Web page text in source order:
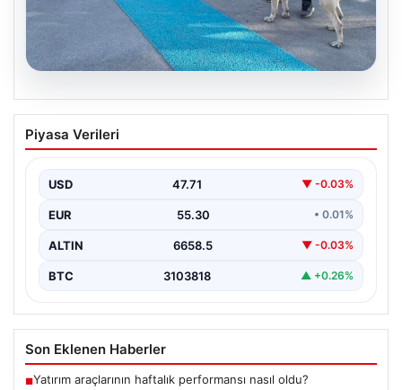
Bozkırın Aslanları Podyumda: Kangal
Köpekleri Güzellik Yarışmasında Yarıştı
Çoban Köpekleri ve Anadolu Çoban Köpekleri Irk
Standartları…
Piyasa Verileri
USD 47.71 ▼ -0.03%
EUR 55.30 • 0.01%
ALTIN 6658.5 ▼ -0.03%
BTC 3103818 ▲ +0.26%
Son Eklenen Haberler
■Yatırım araçlarının haftalık performansı nasıl oldu?